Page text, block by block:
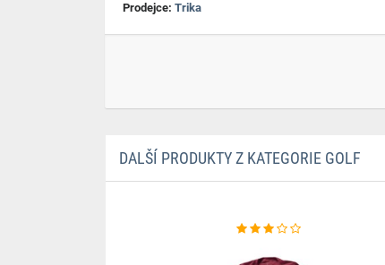
Prodejce: Trika
DALŠÍ PRODUKTY Z KATEGORIE GOLF